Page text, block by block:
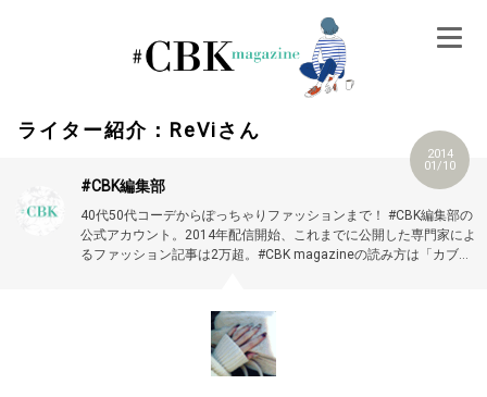
ライター紹介：ReViさん
2014
01/10
#CBK編集部
40代50代コーデからぽっちゃりファッションまで！ #CBK編集部の
公式アカウント。2014年配信開始、これまでに公開した専門家によ
るファッション記事は2万超。#CBK magazineの読み方は「カブキ